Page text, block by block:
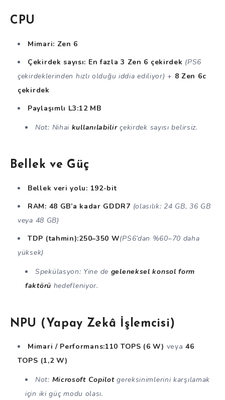
CPU
Mimari: Zen 6
Çekirdek sayısı: En fazla 3 Zen 6 çekirdek (PS6
çekirdeklerinden hızlı olduğu iddia ediliyor) + 8 Zen 6c
çekirdek
Paylaşımlı L3:12 MB
Not: Nihai kullanılabilirçekirdek sayısı belirsiz.
Bellek ve Güç
Bellek veri yolu: 192-bit
RAM: 48 GB’a kadar GDDR7 (olasılık: 24 GB, 36 GB
veya 48 GB)
TDP (tahmin):250–350 W(PS6’dan %60–70 daha
yüksek)
Spekülasyon: Yine de geleneksel konsol form
faktörü hedefleniyor.
NPU (Yapay Zekâ İşlemcisi)
Mimari / Performans:110 TOPS (6 W) veya46
TOPS (1,2 W)
Not: Microsoft Copilotgereksinimlerini karşılamak
için iki güç modu olası.